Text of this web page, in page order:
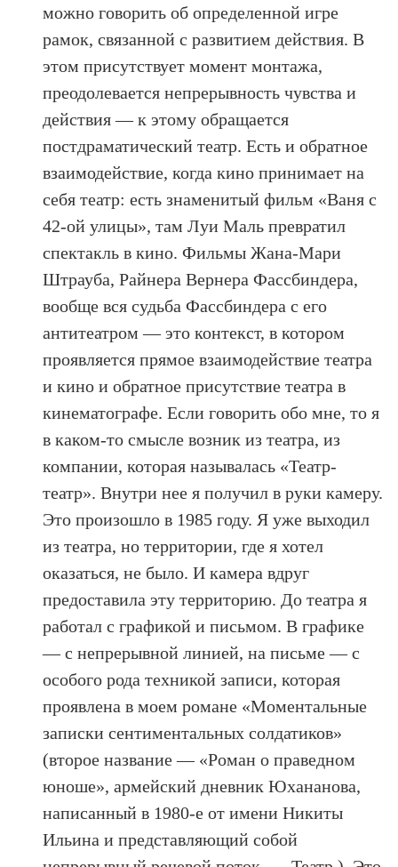
можно говорить об определенной игре
рамок, связанной с развитием действия. В
этом присутствует момент монтажа,
преодолевается непрерывность чувства и
действия — к этому обращается
постдраматический театр. Есть и обратное
взаимодействие, когда кино принимает на
себя театр: есть знаменитый фильм «Ваня с
42-ой улицы», там Луи Маль превратил
спектакль в кино. Фильмы Жана-Мари
Штрауба, Райнера Вернера Фассбиндера,
вообще вся судьба Фассбиндера с его
антитеатром — это контекст, в котором
проявляется прямое взаимодействие театра
и кино и обратное присутствие театра в
кинематографе. Если говорить обо мне, то я
в каком-то смысле возник из театра, из
компании, которая называлась «Театр-
театр». Внутри нее я получил в руки камеру.
Это произошло в 1985 году. Я уже выходил
из театра, но территории, где я хотел
оказаться, не было. И камера вдруг
предоставила эту территорию. До театра я
работал с графикой и письмом. В графике
— с непрерывной линией, на письме — с
особого рода техникой записи, которая
проявлена в моем романе «Моментальные
записки сентиментальных солдатиков»
(второе название — «Роман о праведном
юноше», армейский дневник Юхананова,
написанный в 1980-е от имени Никиты
Ильина и представляющий собой